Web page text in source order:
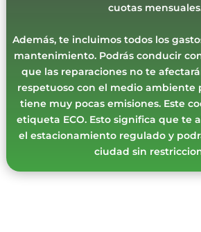
cuotas
Además, te incluimos todos los
mantenimiento. Podrás conducir
que las reparaciones no te
respetuoso con el medio ambiente
tiene muy pocas emisiones. Este
etiqueta ECO. Esto significa que te
el estacionamiento regulado y
ciudad sin